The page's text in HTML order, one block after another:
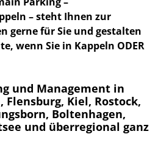
– steht Ihnen zur
gerne für Sie und gestalten
wenn Sie in Kappeln ODER
und Management in
Flensburg, Kiel, Rostock,
Boltenhagen,
und überregional ganz